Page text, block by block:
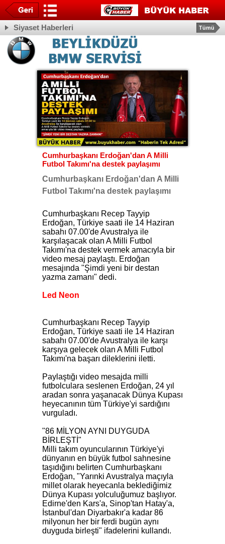
Siyaset Haberleri Tümü
Cumhurbaşkanı Erdoğan'dan A Milli
Futbol Takımı'na destek paylaşımı
Cumhurbaşkanı Erdoğan'dan A Milli
Futbol Takımı'na destek paylaşımı
Cumhurbaşkanı Recep Tayyip
Erdoğan, Türkiye saati ile 14 Haziran
sabahı 07.00'de Avustralya ile
karşılaşacak olan A Milli Futbol
Takımı'na destek vermek amacıyla bir
video mesaj paylaştı. Erdoğan
mesajında "Şimdi yeni bir destan
yazma zamanı" dedi.
Led Neon
Cumhurbaşkanı Recep Tayyip
Erdoğan, Türkiye saati ile 14 Haziran
sabahı 07.00'de Avustralya ile karşı
karşıya gelecek olan A Milli Futbol
Takımı'na başarı dileklerini iletti.
Paylaştığı video mesajda milli
futbolculara seslenen Erdoğan, 24 yıl
aradan sonra yaşanacak Dünya Kupası
heyecanının tüm Türkiye'yi sardığını
vurguladı.
"86 MİLYON AYNI DUYGUDA
BİRLEŞTİ"
Milli takım oyuncularının Türkiye'yi
dünyanın en büyük futbol sahnesine
taşıdığını belirten Cumhurbaşkanı
Erdoğan, "Yarınki Avustralya maçıyla
millet olarak heyecanla beklediğimiz
Dünya Kupası yolculuğumuz başlıyor.
Edirne'den Kars'a, Sinop'tan Hatay'a,
İstanbul'dan Diyarbakır'a kadar 86
milyonun her bir ferdi bugün aynı
duyguda birleşti" ifadelerini kullandı.